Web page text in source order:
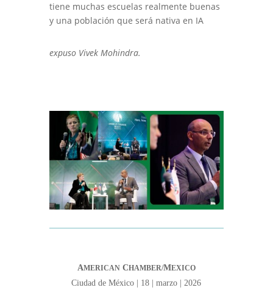
tiene muchas escuelas realmente buenas
y una población que será nativa en IA
expuso Vivek Mohindra.
AMERICANCHAMBER/MEXICO
Ciudad de México | 18 | marzo | 2026